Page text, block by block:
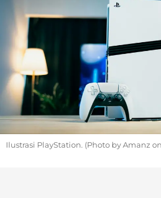
Ilustrasi PlayStation. (Photo by Amanz